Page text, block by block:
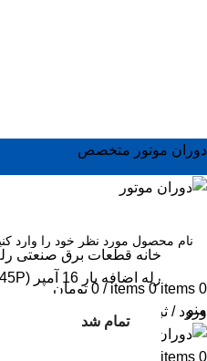
دوران موتور متخصص
0
items 0items
/
0 تومان
ورود / ثبت نام
SEARCH
منو
0
items
خانه قطعات برق صنعتی
رله اضافه بار 16 آمپر (TSA 45P)
تمام شد
تمام شد